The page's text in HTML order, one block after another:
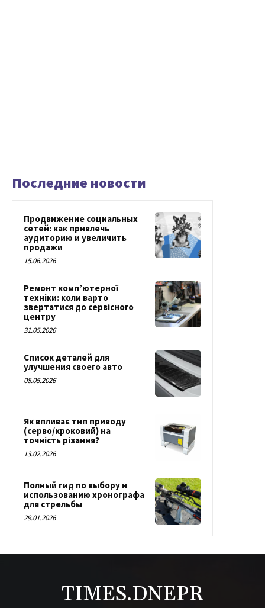
Последние новости
Продвижение социальных
сетей: как привлечь
аудиторию и увеличить
продажи
15.06.2026
Ремонт комп’ютерної
техніки: коли варто
звертатися до сервісного
центру
31.05.2026
Список деталей для
улучшения своего авто
08.05.2026
Як впливає тип приводу
(серво/кроковий) на
точність різання?
13.02.2026
Полный гид по выбору и
использованию хронографа
для стрельбы
29.01.2026
TIMES.DNEPR